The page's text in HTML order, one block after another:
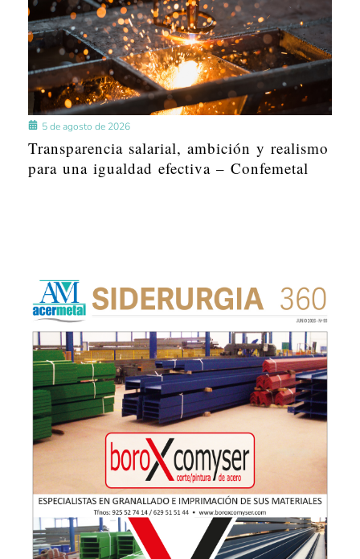
5 de agosto de 2026
Transparencia salarial, ambición y realismo
para una igualdad efectiva – Confemetal